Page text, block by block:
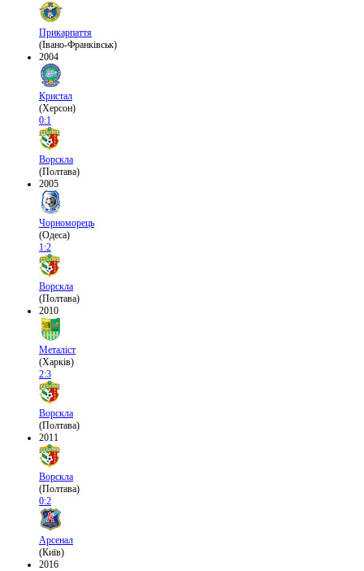
Прикарпаття
(Івано-Франківськ)
2004
Кристал
(Херсон)
0:1
Ворскла
(Полтава)
2005
Чорноморець
(Одеса)
1:2
Ворскла
(Полтава)
2010
Металіст
(Харків)
2:3
Ворскла
(Полтава)
2011
Ворскла
(Полтава)
0:2
Арсенал
(Київ)
2016